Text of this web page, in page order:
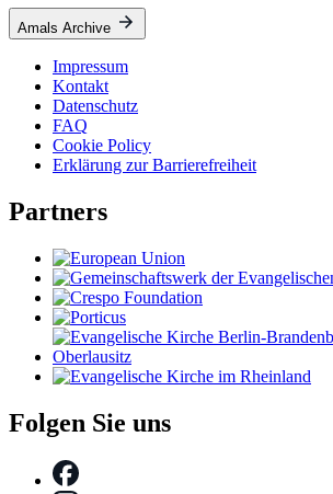
Amals Archive
Impressum
Kontakt
Datenschutz
FAQ
Cookie Policy
Erklärung zur Barrierefreiheit
Partners
Folgen Sie uns